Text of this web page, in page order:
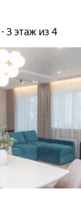
3 этаж из 4